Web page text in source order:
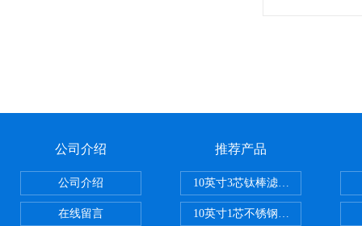
公司介绍
公司介绍
在线留言
推荐产品
10英寸3芯钛棒滤芯过滤器
10英寸1芯不锈钢钛棒过滤器